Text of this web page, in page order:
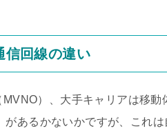
信回線の違い
）、大手キャリアは移動
あるかないかですが、これ